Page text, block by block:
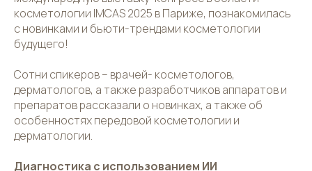
косметологии IMCAS 2025 в Париже, познакомилась
с новинками и бьюти-трендами косметологии
будущего!
Сотни спикеров – врачей- косметологов,
дерматологов, а также разработчиков аппаратов и
препаратов рассказали о новинках, а также об
особенностях передовой косметологии и
дерматологии.
Диагностика с использованием ИИ